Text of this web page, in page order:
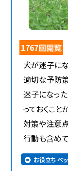
1767回閲覧
犬が迷子に
適切な予防
迷子になっ
っておくこと
対策や注意
行動も含め
お役立ち ペ